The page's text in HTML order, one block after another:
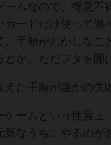
ームなので、得意
カードだけ使って遊
、手順がおかしなこ
とか、ただフタを開
えた手順が誰かの失
ゲームという性質
気なうちにやるのが